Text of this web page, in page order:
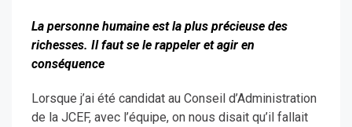
La personne humaine est la plus précieuse des
richesses. Il faut se le rappeler et agir en
conséquence
Lorsque j’ai été candidat au Conseil d’Administration
de la JCEF, avec l’équipe, on nous disait qu’il fallait